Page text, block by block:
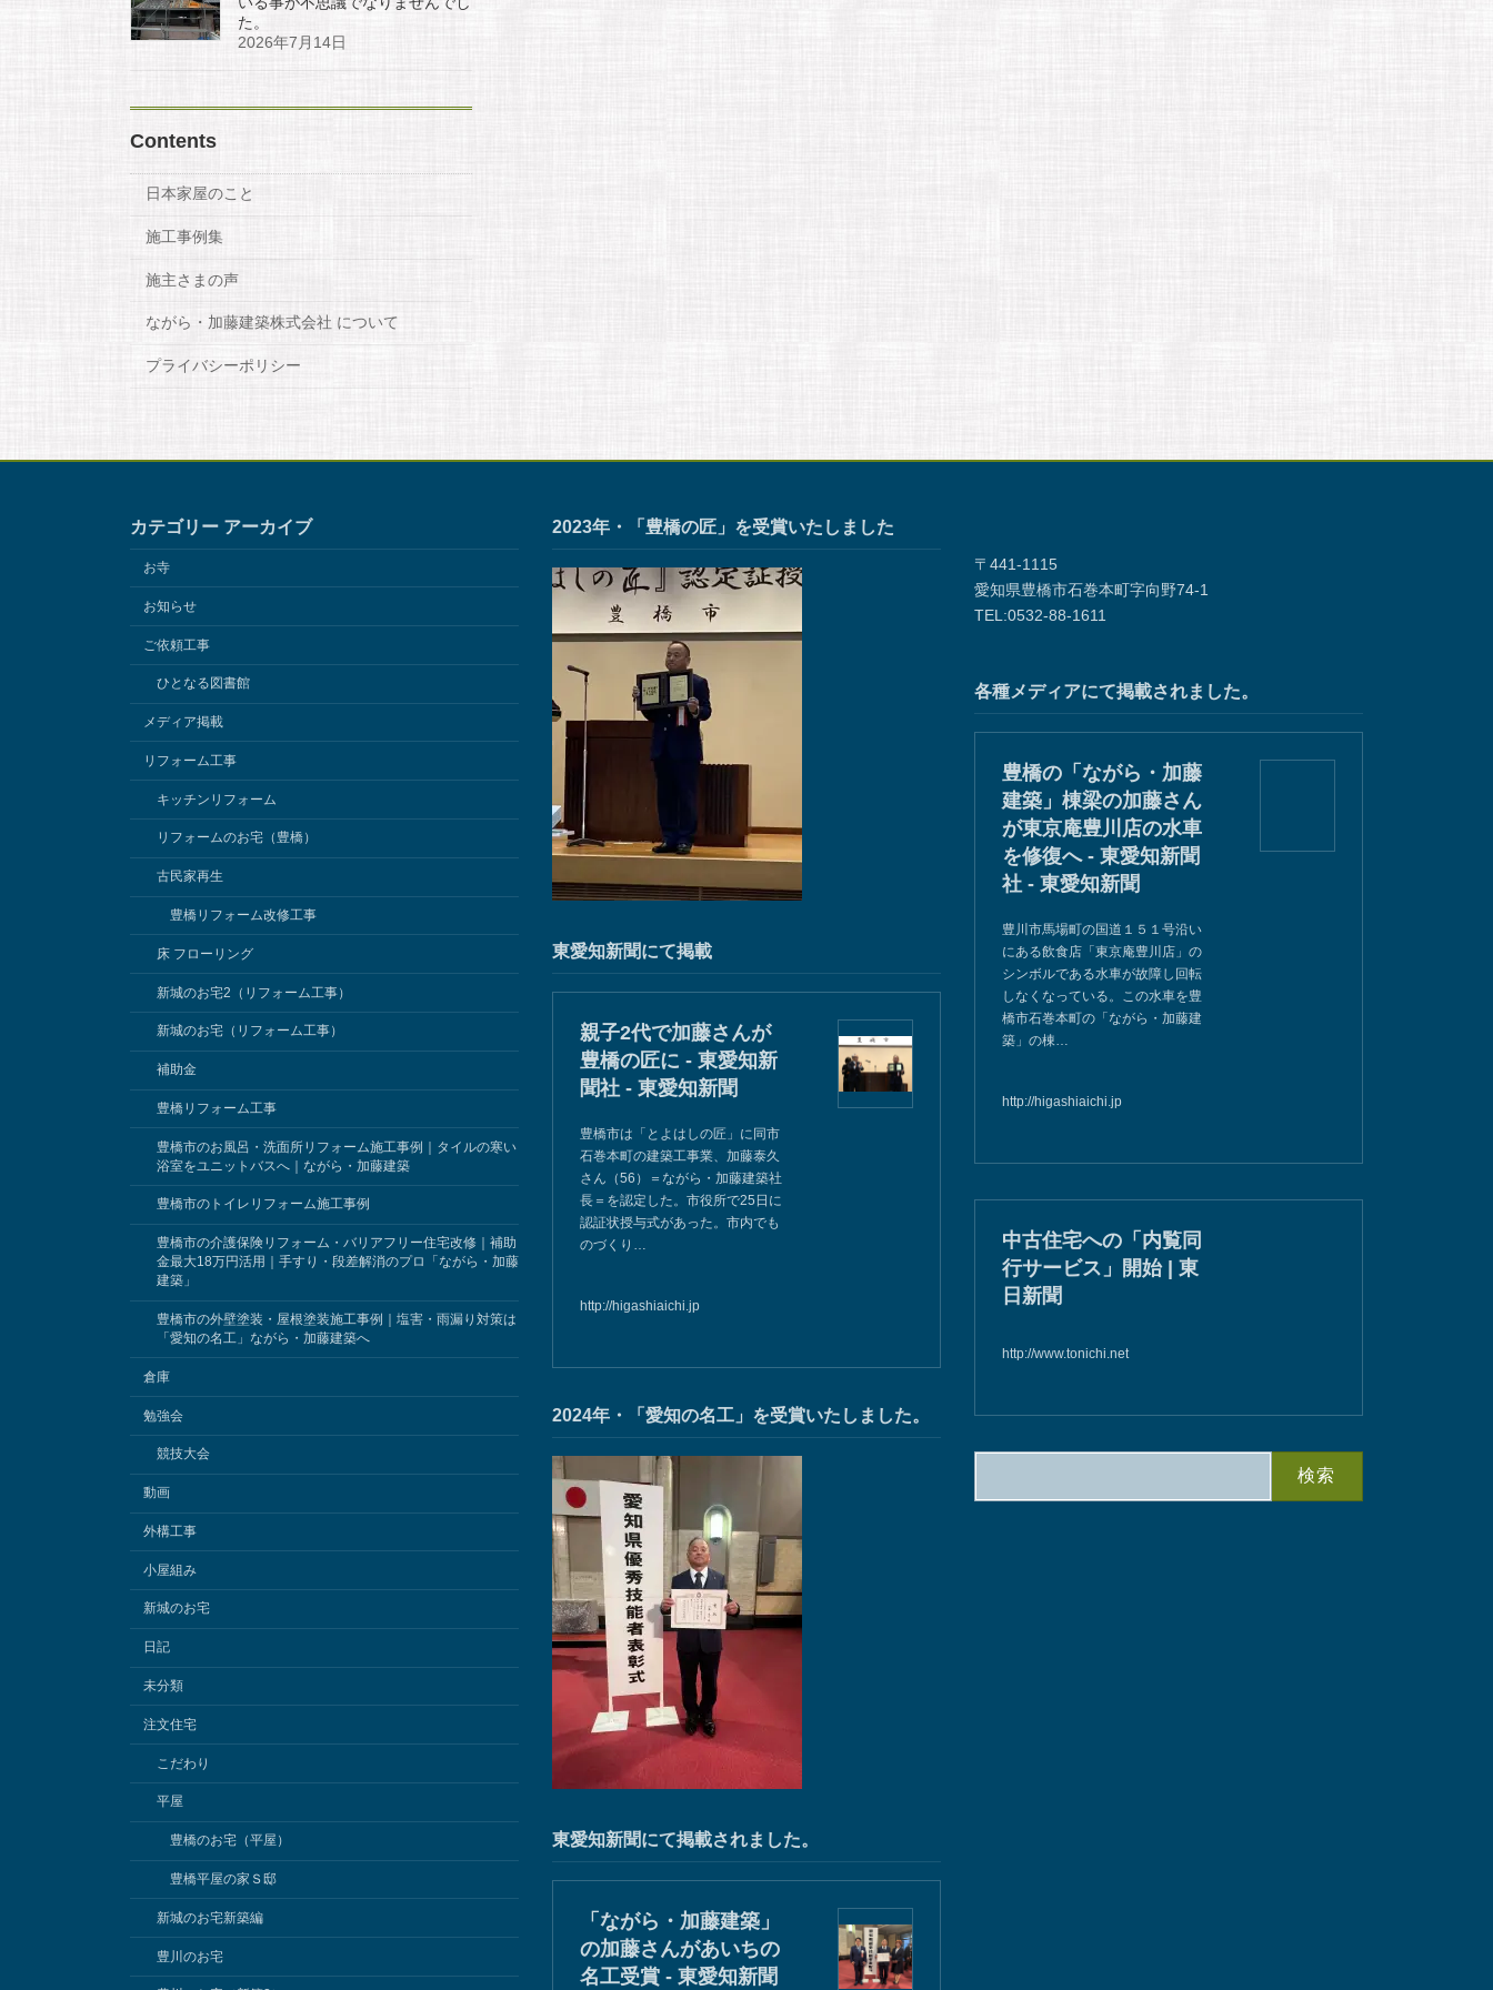
た。
2026年7月14日
Contents
日本家屋のこと
施工事例集
施主さまの声
ながら・加藤建築株式会社 について
プライバシーポリシー
カテゴリー アーカイブ
お寺
お知らせ
ご依頼工事
ひとなる図書館
メディア掲載
リフォーム工事
キッチンリフォーム
リフォームのお宅（豊橋）
古民家再生
豊橋リフォーム改修工事
床 フローリング
新城のお宅2（リフォーム工事）
新城のお宅（リフォーム工事）
補助金
豊橋リフォーム工事
豊橋市のお風呂・洗面所リフォーム施工事例｜タイルの寒い
浴室をユニットバスへ｜ながら・加藤建築
豊橋市のトイレリフォーム施工事例
豊橋市の介護保険リフォーム・バリアフリー住宅改修｜補助
金最大18万円活用｜手すり・段差解消のプロ「ながら・加藤
建築」
豊橋市の外壁塗装・屋根塗装施工事例｜塩害・雨漏り対策は
「愛知の名工」ながら・加藤建築へ
倉庫
勉強会
競技大会
動画
外構工事
小屋組み
新城のお宅
日記
未分類
注文住宅
こだわり
平屋
豊橋のお宅（平屋）
豊橋平屋の家Ｓ邸
新城のお宅新築編
豊川のお宅
2023年・「豊橋の匠」を受賞いたしました
東愛知新聞にて掲載
親子2代で加藤さんが
豊橋の匠に - 東愛知新
聞社 - 東愛知新聞
豊橋市は「とよはしの匠」に同市
石巻本町の建築工事業、加藤泰久
さん（56）＝ながら・加藤建築社
長＝を認定した。市役所で25日に
認証状授与式があった。市内でも
のづくり…
http://higashiaichi.jp
2024年・「愛知の名工」を受賞いたしました。
東愛知新聞にて掲載されました。
「ながら・加藤建築」
の加藤さんがあいちの
名工受賞 - 東愛知新聞
〒441-1115
愛知県豊橋市石巻本町字向野74-1
TEL:0532-88-1611
各種メディアにて掲載されました。
豊橋の「ながら・加藤
建築」棟梁の加藤さん
が東京庵豊川店の水車
を修復へ - 東愛知新聞
社 - 東愛知新聞
豊川市馬場町の国道１５１号沿い
にある飲食店「東京庵豊川店」の
シンボルである水車が故障し回転
しなくなっている。この水車を豊
橋市石巻本町の「ながら・加藤建
築」の棟…
http://higashiaichi.jp
中古住宅への「内覧同
行サービス」開始 | 東
日新聞
http://www.tonichi.net
検